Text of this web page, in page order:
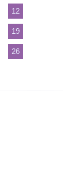
12
19
26